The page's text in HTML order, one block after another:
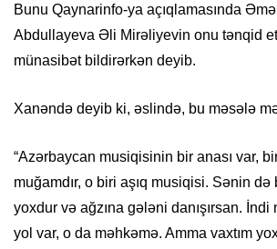
Bunu Qaynarinfo-ya açıqlamasında
Abdullayeva Əli Mirəliyevin onu tənqid
münasibət bildirərkən deyib.
Xanəndə deyib ki, əslində, bu məsələ
“Azərbaycan musiqisinin bir anası var,
muğamdır, o biri aşıq musiqisi. Sənin
yoxdur və ağzına gələni danışırsan.
yol var, o da məhkəmə. Amma vaxtım